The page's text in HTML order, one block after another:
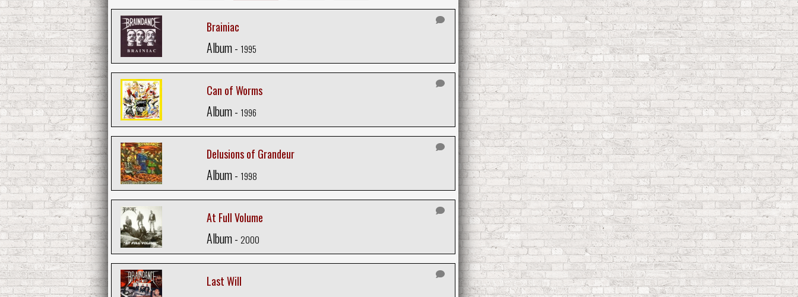
Brainiac
Album - 1995
Can of Worms
Album - 1996
Delusions of Grandeur
Album - 1998
At Full Volume
Album - 2000
Last Will